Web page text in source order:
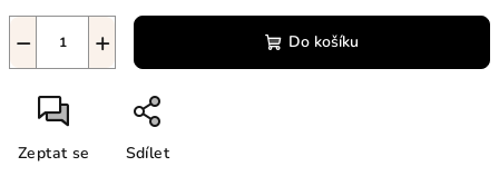
+
− Do košíku
Zeptat se Sdílet